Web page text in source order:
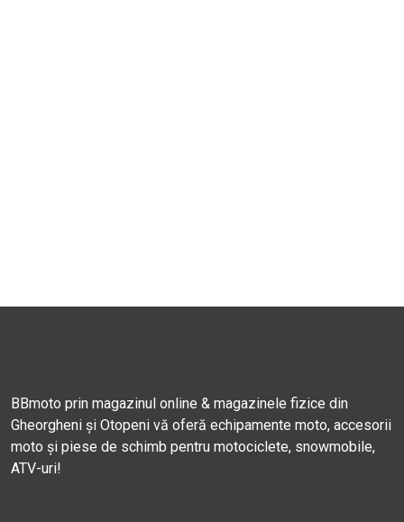
BBmoto prin magazinul online & magazinele fizice din
Gheorgheni și Otopeni vă oferă echipamente moto, accesorii
moto și piese de schimb pentru motociclete, snowmobile,
ATV-uri!